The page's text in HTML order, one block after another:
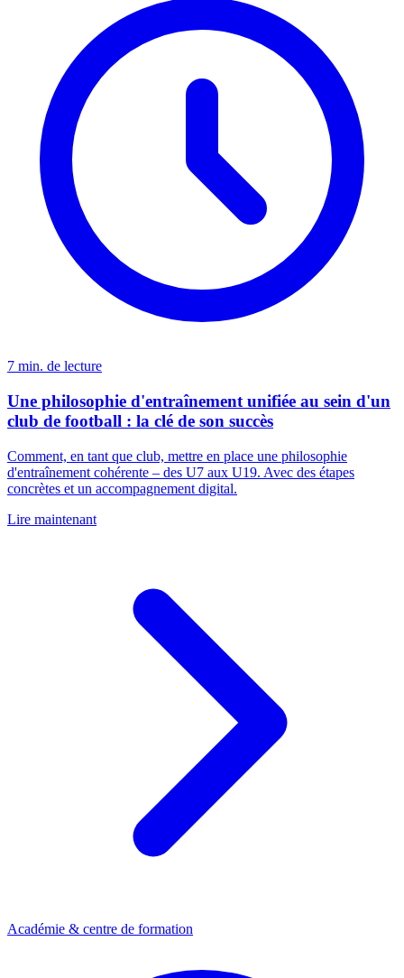
7 min. de lecture
Une philosophie d'entraînement unifiée au sein d'un
club de football : la clé de son succès
Comment, en tant que club, mettre en place une philosophie
d'entraînement cohérente – des U7 aux U19. Avec des étapes
concrètes et un accompagnement digital.
Lire maintenant
Académie & centre de formation